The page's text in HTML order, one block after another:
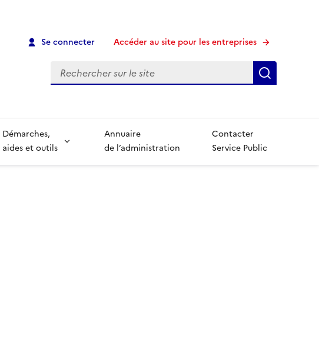
Se connecter Accéder au site pour les entreprises
Recherche
Démarches,
aides et outils
Annuaire
de l’administration
Contacter
Service Public